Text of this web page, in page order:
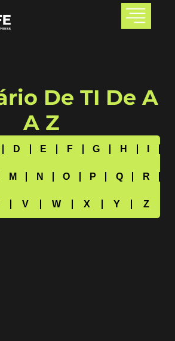
De TI De A
A Z
D E F G H
I
M N O P Q
R
V W X Y Z